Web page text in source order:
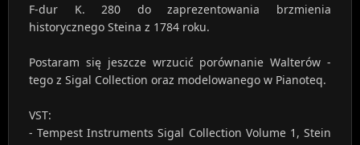
F-dur K. 280 do zaprezentowania brzmienia
historycznego Steina z 1784 roku.
Postaram się jeszcze wrzucić porównanie Walterów -
tego z Sigal Collection oraz modelowanego w Pianoteq.
VST:
- Tempest Instruments Sigal Collection Volume 1, Stein